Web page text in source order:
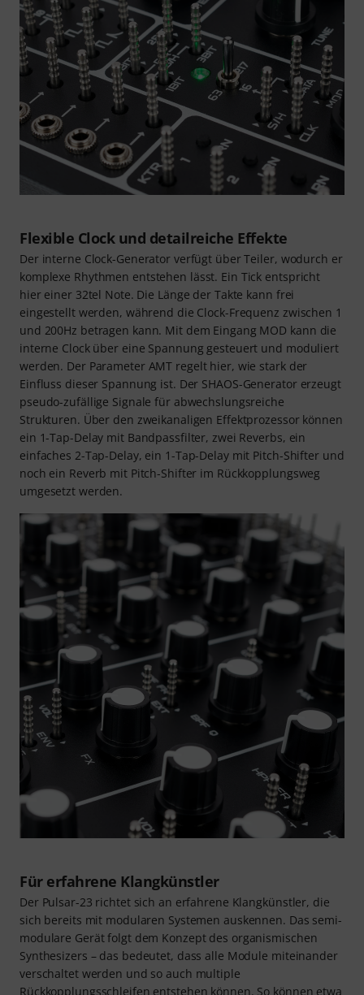
Flexible Clock und detailreiche Effekte
Der interne Clock-Generator verfügt über Teiler, wodurch er
komplexe Rhythmen entstehen lässt. Ein Tick entspricht
hier einer 32tel Note. Die Länge der Takte kann frei
eingestellt werden, während die Clock-Frequenz zwischen 1
und 200Hz betragen kann. Mit dem Eingang MOD kann die
interne Clock über eine Spannung gesteuert und moduliert
werden. Der Parameter AMT regelt hier, wie stark der
Einfluss dieser Spannung ist. Der SHAOS-Generator erzeugt
pseudo-zufällige Signale für abwechslungsreiche
Strukturen. Über den zweikanaligen Effektprozessor können
ein 1-Tap-Delay mit Bandpassfilter, zwei Reverbs, ein
einfaches 2-Tap-Delay, ein 1-Tap-Delay mit Pitch-Shifter und
noch ein Reverb mit Pitch-Shifter im Rückkopplungsweg
umgesetzt werden.
Für erfahrene Klangkünstler
Der Pulsar-23 richtet sich an erfahrene Klangkünstler, die
sich bereits mit modularen Systemen auskennen. Das semi-
modulare Gerät folgt dem Konzept des organismischen
Synthesizers – das bedeutet, dass alle Module miteinander
verschaltet werden und so auch multiple
Rückkopplungsschleifen entstehen können. So können etwa